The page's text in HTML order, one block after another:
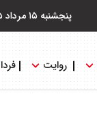
پنجشنبه ۱۵ مرداد ۱۴۰۵
روایت فردا